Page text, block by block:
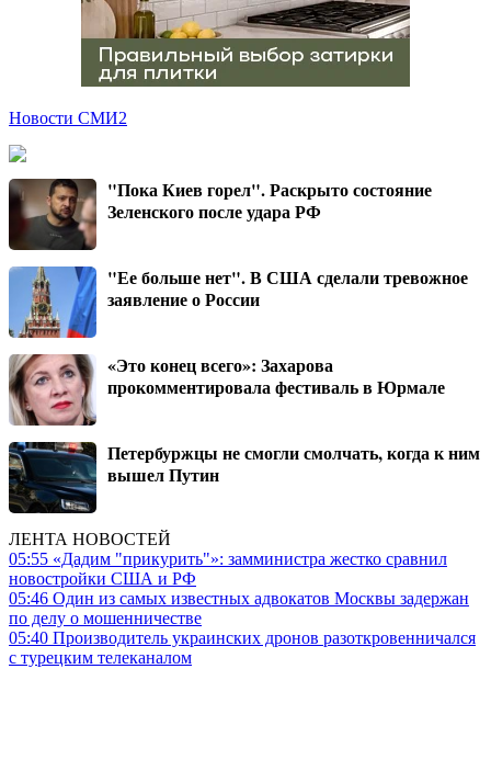
Новости СМИ2
"Пока Киев горел". Раскрыто состояние
Зеленского после удара РФ
"Ее больше нет". В США сделали тревожное
заявление о России
«Это конец всего»: Захарова
прокомментировала фестиваль в Юрмале
Петербуржцы не смогли смолчать, когда к ним
вышел Путин
ЛЕНТА НОВОСТЕЙ
05:55 «Дадим "прикурить"»: замминистра жестко сравнил
новостройки США и РФ
05:46 Один из самых известных адвокатов Москвы задержан
по делу о мошенничестве
05:40 Производитель украинских дронов разоткровенничался
с турецким телеканалом